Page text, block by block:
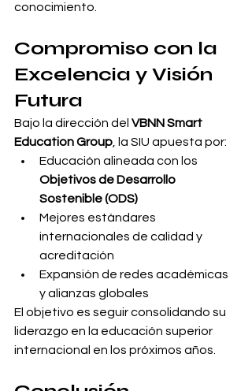
conocimiento.
Compromiso con la
Excelencia y Visión
Futura
Bajo la dirección del VBNN Smart
Education Group , la SIU apuesta por:
Educación alineada con los
Objetivos de Desarrollo
Sostenible (ODS)
Mejores estándares
internacionales de calidad y
acreditación
Expansión de redes académicas
y alianzas globales
El objetivo es seguir consolidando su
liderazgo en la educación superior
internacional en los próximos años.